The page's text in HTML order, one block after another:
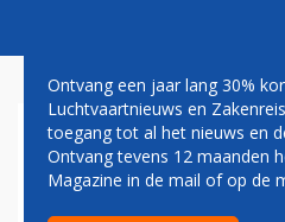
SCHIPHOL
Ontvang een jaar lang 30%
Luchtvaartnieuws en
toegang tot al het nieuws en
Ontvang tevens 12 maanden
Magazine in de mail of op de